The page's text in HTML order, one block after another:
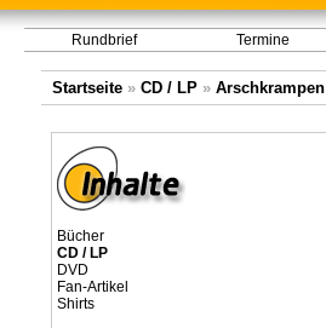
Rundbrief Termine
Startseite » CD / LP » Arschkrampen
Bücher
CD / LP
DVD
Fan-Artikel
Shirts